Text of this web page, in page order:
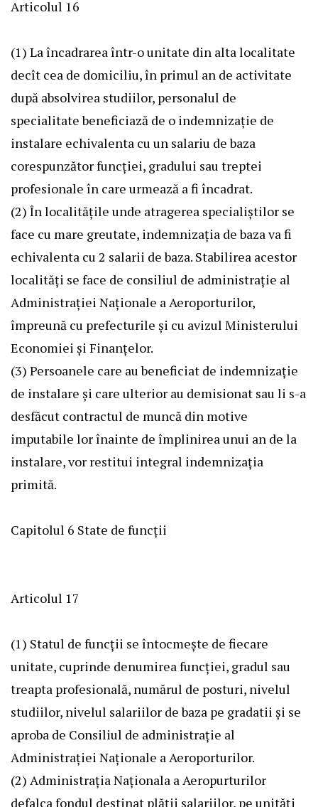
Articolul 16
(1) La încadrarea într-o unitate din alta localitate
decît cea de domiciliu, în primul an de activitate
după absolvirea studiilor, personalul de
specialitate beneficiază de o indemnizaţie de
instalare echivalenta cu un salariu de baza
corespunzător funcţiei, gradului sau treptei
profesionale în care urmează a fi încadrat.
(2) În localităţile unde atragerea specialiştilor se
face cu mare greutate, indemnizaţia de baza va fi
echivalenta cu 2 salarii de baza. Stabilirea acestor
localităţi se face de consiliul de administraţie al
Administraţiei Naţionale a Aeroporturilor,
împreună cu prefecturile şi cu avizul Ministerului
Economiei şi Finanţelor.
(3) Persoanele care au beneficiat de indemnizaţie
de instalare şi care ulterior au demisionat sau li s-a
desfăcut contractul de muncă din motive
imputabile lor înainte de împlinirea unui an de la
instalare, vor restitui integral indemnizaţia
primită.
Capitolul 6 State de funcţii
Articolul 17
(1) Statul de funcţii se întocmeşte de fiecare
unitate, cuprinde denumirea funcţiei, gradul sau
treapta profesională, numărul de posturi, nivelul
studiilor, nivelul salariilor de baza pe gradatii şi se
aproba de Consiliul de administraţie al
Administraţiei Naţionale a Aeroporturilor.
(2) Administraţia Naţionala a Aeropurturilor
defalca fondul destinat plăţii salariilor, pe unităţi